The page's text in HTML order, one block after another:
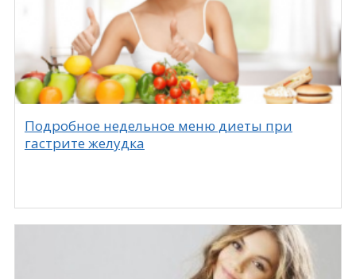
Подробное недельное меню диеты при
гастрите желудка